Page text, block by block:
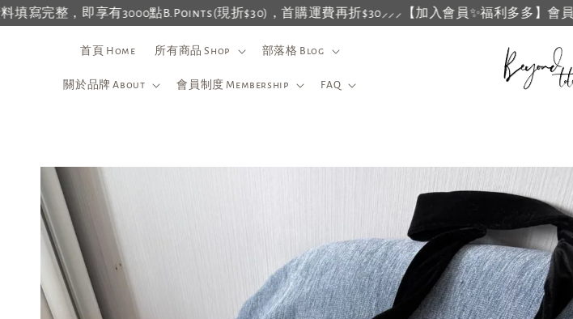
，即享有3000點B.Points(現折$30)，首購運費再折$30⸝⸝⸝【加入會員✨福利多多】會員資料填
首頁 Home 所有商品 Shop 部落格 Blog
關於品牌 About 會員制度 Membership FAQ